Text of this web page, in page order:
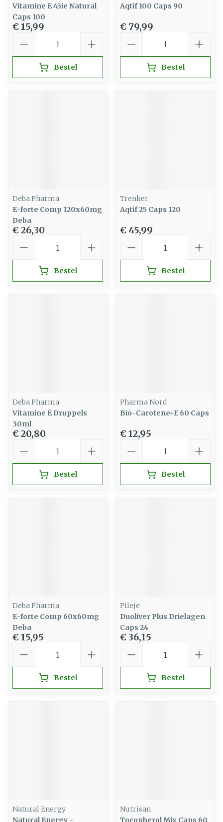
Vitamine E 45ie Natural
Caps 100
€ 15,99
Bestel
Aqtif 100 Caps 90
€ 79,99
Bestel
Deba Pharma
E-forte Comp 120x60mg
Deba
€ 26,30
Bestel
Trenker
Aqtif 25 Caps 120
€ 45,99
Bestel
Deba Pharma
Vitamine E Druppels
30ml
€ 20,80
Bestel
Pharma Nord
Bio-Carotene+E 60 Caps
€ 12,95
Bestel
Deba Pharma
E-forte Comp 60x60mg
Deba
€ 15,95
Bestel
Pileje
Duoliver Plus Drielagen
Caps 24
€ 36,15
Bestel
Natural Energy
Natural Energy -
Nutrisan
Tocopherol Mix Caps 60